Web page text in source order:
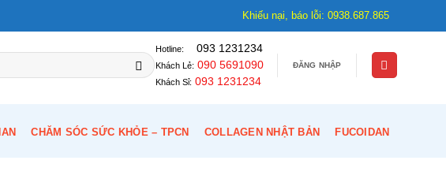
Khiếu nại, báo lỗi: 0938.687.865
Hotline: 093 1231234
Khách Lẻ: 090 5691090
Khách Sỉ: 093 1231234
ĐĂNG NHẬP
CHĂM SÓC SỨC KHỎE – TPCN COLLAGEN NHẬT BẢN FUCOIDAN